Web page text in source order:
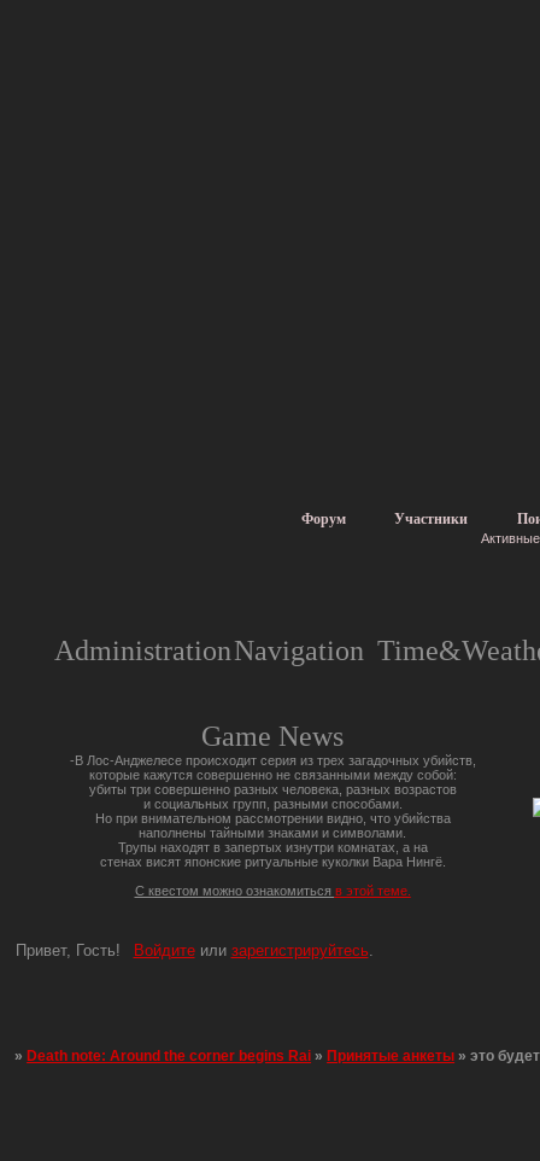
Форум Участники
AdministrationNavigation
Game News
-В Лос-Анджелесе происходит серия из трех загадочных убийств,
которые кажутся совершенно не связанными между собой:
убиты три совершенно разных человека, разных возрастов
и социальных групп, разными способами.
Но при внимательном рассмотрении видно, что убийства
наполнены тайными знаками и символами.
Трупы находят в запертых изнутри комнатах, а на
стенах висят японские ритуальные куколки Вара Нингё.
С квестом можно ознакомиться в этой теме.
Привет, Гость! Войдитеили зарегистрируйтесь.
»Death note: Around the corner begins Rai »Принятые анкеты »это